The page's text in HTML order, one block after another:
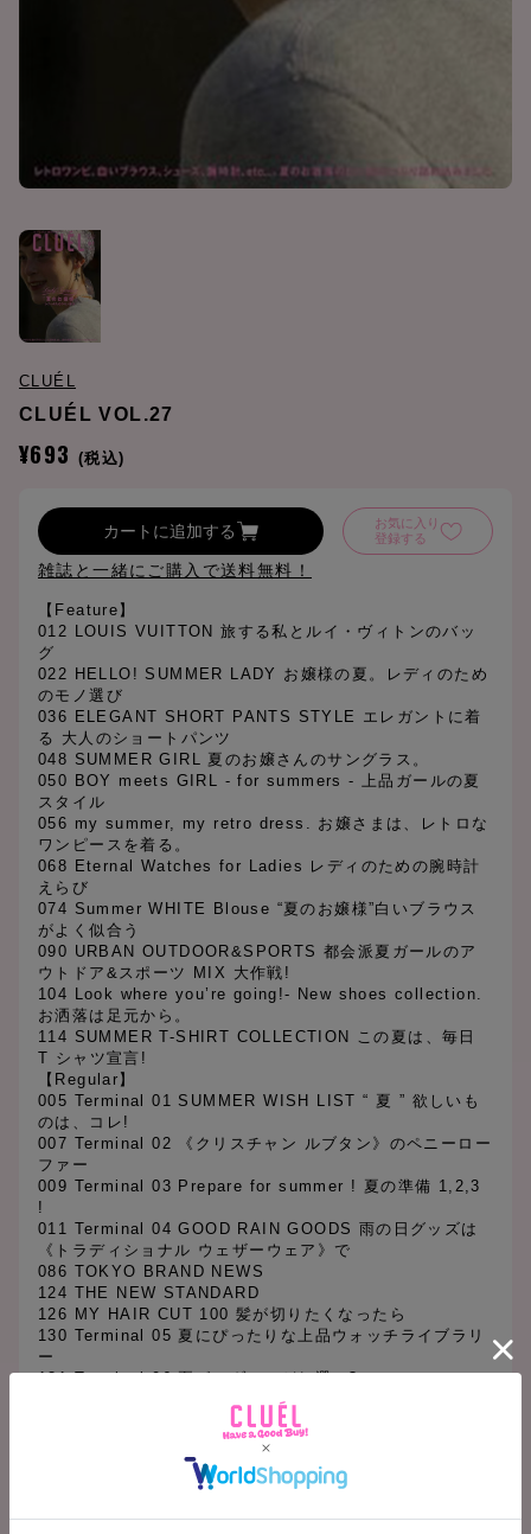
CLUÉL
CLUÉL VOL.27
¥693 (税込)
カートに追加する
お気に入り
登録する
雑誌と一緒にご購入で送料無料！
【Feature】
012 LOUIS VUITTON 旅する私とルイ・ヴィトンのバッ
グ
022 HELLO! SUMMER LADY お嬢様の夏。レディのため
のモノ選び
036 ELEGANT SHORT PANTS STYLE エレガントに着
る 大人のショートパンツ
048 SUMMER GIRL 夏のお嬢さんのサングラス。
050 BOY meets GIRL - for summers - 上品ガールの夏
スタイル
056 my summer, my retro dress. お嬢さまは、レトロな
ワンピースを着る。
068 Eternal Watches for Ladies レディのための腕時計
えらび
074 Summer WHITE Blouse “夏のお嬢様”白いブラウス
がよく似合う
090 URBAN OUTDOOR&SPORTS 都会派夏ガールのア
ウトドア&スポーツ MIX 大作戦!
104 Look where you’re going!- New shoes collection.
お洒落は足元から。
114 SUMMER T-SHIRT COLLECTION この夏は、毎日
T シャツ宣言!
【Regular】
005 Terminal 01 SUMMER WISH LIST “ 夏 ” 欲しいも
のは、コレ!
007 Terminal 02 《クリスチャン ルブタン》のペニーロー
ファー
009 Terminal 03 Prepare for summer ! 夏の準備 1,2,3
!
011 Terminal 04 GOOD RAIN GOODS 雨の日グッズは
《トラディショナル ウェザーウェア》で
086 TOKYO BRAND NEWS
124 THE NEW STANDARD
126 MY HAIR CUT 100 髪が切りたくなったら
130 Terminal 05 夏にぴったりな上品ウォッチライブラリ
ー
131 Terminal 06 夏ボーダー、どれ選ぶ?
132 Terminal 07 塚本太朗のショップ・マスト・ゴー・オ
133 Terminal 08 レディのための白とベージュ
134 くいしん坊、カンパイ !
136 GOOD DESIGN GOOD PRODUCTS